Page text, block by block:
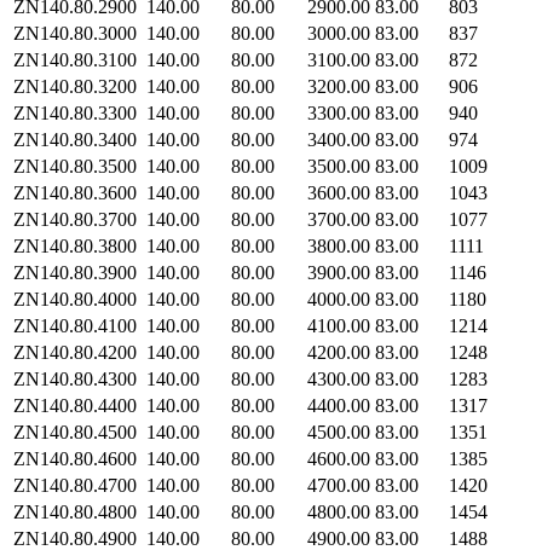
ZN140.80.2900 140.00 80.00 2900.00 83.00
803
ZN140.80.3000 140.00 80.00 3000.00 83.00
837
ZN140.80.3100 140.00 80.00 3100.00 83.00
872
ZN140.80.3200 140.00 80.00 3200.00 83.00
906
ZN140.80.3300 140.00 80.00 3300.00 83.00
940
ZN140.80.3400 140.00 80.00 3400.00 83.00
974
ZN140.80.3500 140.00 80.00 3500.00 83.00
1009
ZN140.80.3600 140.00 80.00 3600.00 83.00
1043
ZN140.80.3700 140.00 80.00 3700.00 83.00
1077
ZN140.80.3800 140.00 80.00 3800.00 83.00
1111
ZN140.80.3900 140.00 80.00 3900.00 83.00
1146
ZN140.80.4000 140.00 80.00 4000.00 83.00
1180
ZN140.80.4100 140.00 80.00 4100.00 83.00
1214
ZN140.80.4200 140.00 80.00 4200.00 83.00
1248
ZN140.80.4300 140.00 80.00 4300.00 83.00
1283
ZN140.80.4400 140.00 80.00 4400.00 83.00
1317
ZN140.80.4500 140.00 80.00 4500.00 83.00
1351
ZN140.80.4600 140.00 80.00 4600.00 83.00
1385
ZN140.80.4700 140.00 80.00 4700.00 83.00
1420
ZN140.80.4800 140.00 80.00 4800.00 83.00
1454
ZN140.80.4900 140.00 80.00 4900.00 83.00
1488